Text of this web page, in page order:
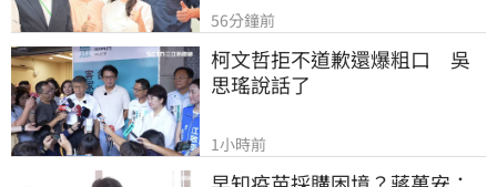
56分鐘前
柯文哲拒不道歉還爆粗口　吳
思瑤說話了
1小時前